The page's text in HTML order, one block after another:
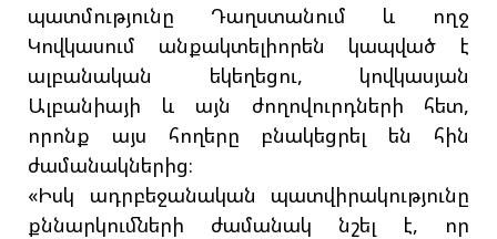
պատմությունը Դաղստանում և ողջ
Կովկասում անքակտելիորեն կապված է
ալբանական եկեղեցու, կովկասյան
Ալբանիայի և այն ժողովուրդների հետ,
որոնք այս հողերը բնակեցրել են հին
ժամանակներից։
«Իսկ ադրբեջանական պատվիրակությունը
քննարկումների ժամանակ նշել է, որ